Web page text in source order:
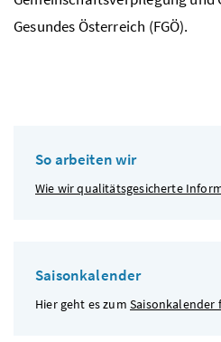
Gesundes Österreich (FGÖ).
So arbeiten wir
Wie wir qualitätsgesicherte
Saisonkalender
Hier geht es zum Saisonkalender